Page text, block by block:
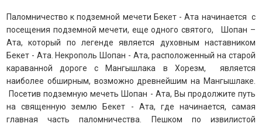
Паломничество к подземной мечети Бекет - Ата начинается с
посещения подземной мечети, еще одного святого, Шопан –
Ата, который по легенде является духовным наставником
Бекет - Ата. Некрополь Шопан - Ата, расположенный на старой
караванной дороге с Мангышлака в Хорезм, является
наиболее обширным, возможно древнейшим на Мангышлаке.
Посетив подземную мечеть Шопан - Ата, Вы продолжите путь
на священную землю Бекет - Ата, где начинается, самая
главная часть паломничества. Пешком по извилистой